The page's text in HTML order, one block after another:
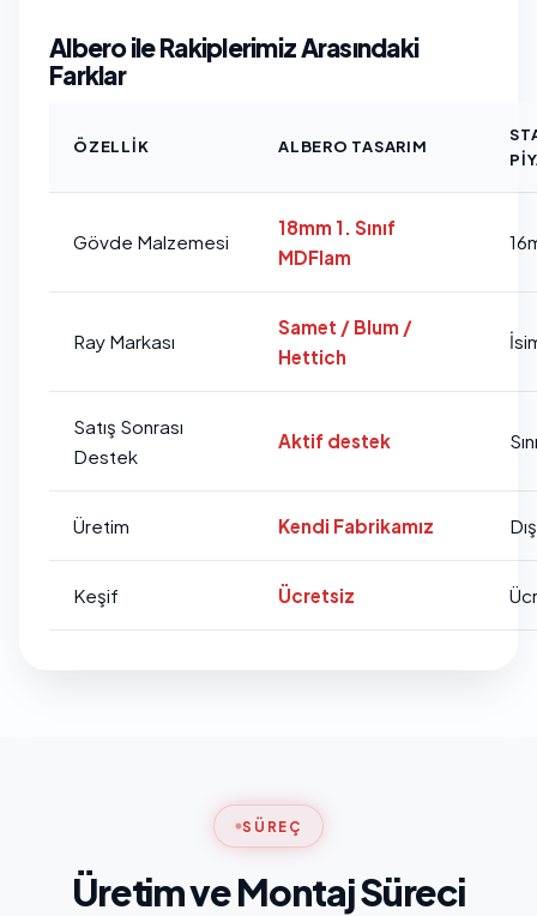
Albero ile Rakiplerimiz Arasındaki
Farklar
ÖZELLIK ALBERO TASARIM
Gövde Malzemesi
18mm 1. Sınıf
MDFlam
Ray Markası
Samet / Blum /
Hettich
Satış Sonrası
Destek
Aktif destek
Üretim Kendi Fabrikamız
Keşif Ücretsiz
SÜREÇ
Üretim ve Montaj Süreci